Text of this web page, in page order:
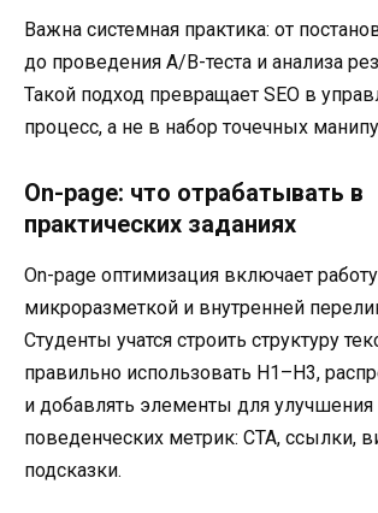
Важна системная практика: от
до проведения A/B-теста и анализа
Такой подход превращает SEO в
процесс, а не в набор точечных
On-page: что отрабатывать в
практических заданиях
On-page оптимизация включает
микроразметкой и внутренней
Студенты учатся строить структуру
правильно использовать H1–H3,
и добавлять элементы для улучшения
поведенческих метрик: CTA, ссылки,
подсказки.